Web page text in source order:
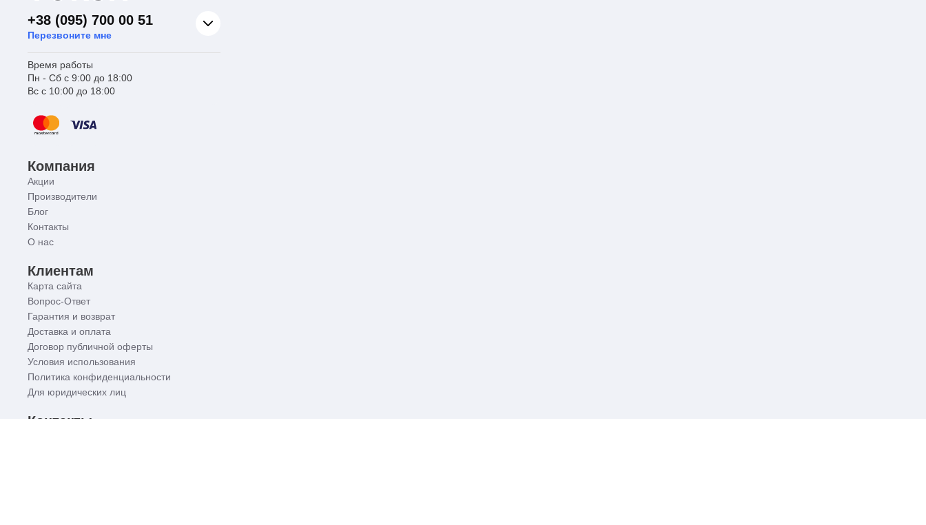
+38 (095) 700 00 51
Перезвоните мне
Время работы
Пн - Сб с 9:00 до 18:00
Вс с 10:00 до 18:00
Компания
Акции
Производители
Блог
Контакты
О нас
Клиентам
Карта сайта
Вопрос-Ответ
Гарантия и возврат
Доставка и оплата
Договор публичной оферты
Условия использования
Политика конфиденциальности
Для юридических лиц
Контакты